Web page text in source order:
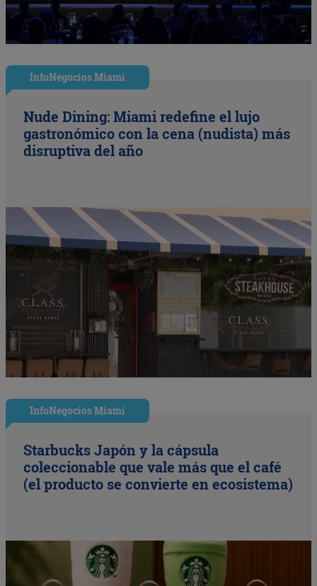
InfoNegocios Miami
Nude Dining: Miami redefine el lujo
gastronómico con la cena (nudista) más
disruptiva del año
InfoNegocios Miami
Starbucks Japón y la cápsula
coleccionable que vale más que el café
(el producto se convierte en ecosistema)